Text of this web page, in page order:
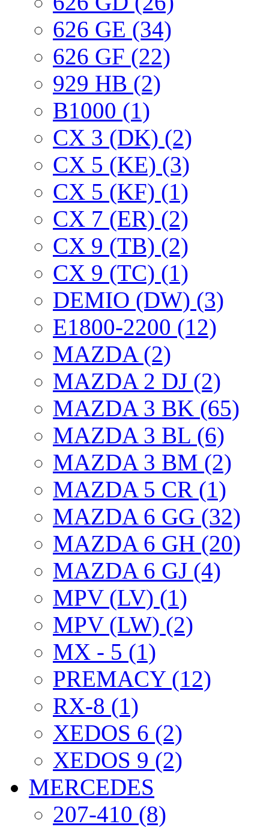
626 GE (34)
626 GF (22)
929 HB (2)
B1000 (1)
CX 3 (DK) (2)
CX 5 (KE) (3)
CX 5 (KF) (1)
CX 7 (ER) (2)
CX 9 (TB) (2)
CX 9 (TC) (1)
DEMIO (DW) (3)
E1800-2200 (12)
MAZDA (2)
MAZDA 2 DJ (2)
MAZDA 3 BK (65)
MAZDA 3 BL (6)
MAZDA 3 BM (2)
MAZDA 5 CR (1)
MAZDA 6 GG (32)
MAZDA 6 GH (20)
MAZDA 6 GJ (4)
MPV (LV) (1)
MPV (LW) (2)
MX - 5 (1)
PREMACY (12)
RX-8 (1)
XEDOS 6 (2)
XEDOS 9 (2)
MERCEDES
207-410 (8)